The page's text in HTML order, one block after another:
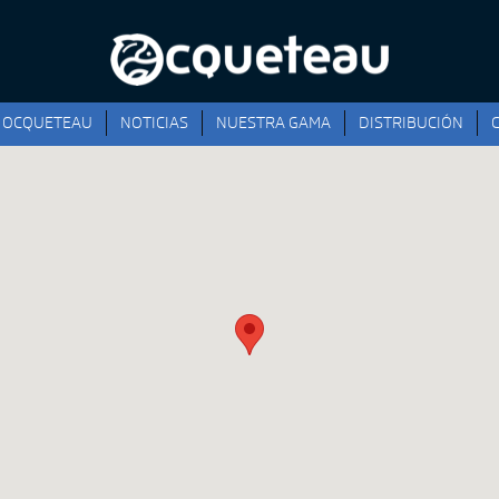
OCQUETEAU NOTICIAS NUESTRA GAMA DISTRIBUCIÓN